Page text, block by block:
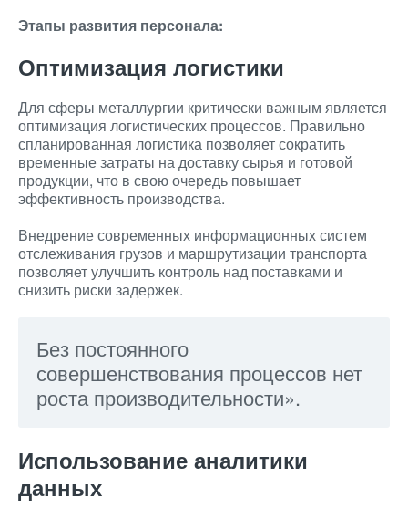
Этапы развития персонала:
Оптимизация логистики
Для сферы металлургии критически важным является
оптимизация логистических процессов. Правильно
спланированная логистика позволяет сократить
временные затраты на доставку сырья и готовой
продукции, что в свою очередь повышает
эффективность производства.
Внедрение современных информационных систем
отслеживания грузов и маршрутизации транспорта
позволяет улучшить контроль над поставками и
снизить риски задержек.
Без постоянного
совершенствования процессов нет
роста производительности».
Использование аналитики
данных